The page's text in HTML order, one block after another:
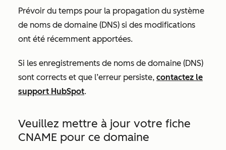
Prévoir du temps pour la propagation du système
de noms de domaine (DNS) si des modifications
ont été récemment apportées.
Si les enregistrements de noms de domaine (DNS)
sont corrects et que l’erreur persiste, contactez le
support HubSpot.
Veuillez mettre à jour votre fiche
CNAME pour ce domaine